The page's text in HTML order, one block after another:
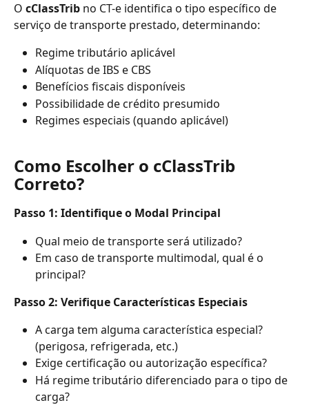
O cClassTrib no CT-e identifica o tipo específico de
serviço de transporte prestado, determinando:
Regime tributário aplicável
Alíquotas de IBS e CBS
Benefícios fiscais disponíveis
Possibilidade de crédito presumido
Regimes especiais (quando aplicável)
Como Escolher o cClassTrib
Correto?
Passo 1: Identifique o Modal Principal
Qual meio de transporte será utilizado?
Em caso de transporte multimodal, qual é o
principal?
Passo 2: Verifique Características Especiais
A carga tem alguma característica especial?
(perigosa, refrigerada, etc.)
Exige certificação ou autorização específica?
Há regime tributário diferenciado para o tipo de
carga?